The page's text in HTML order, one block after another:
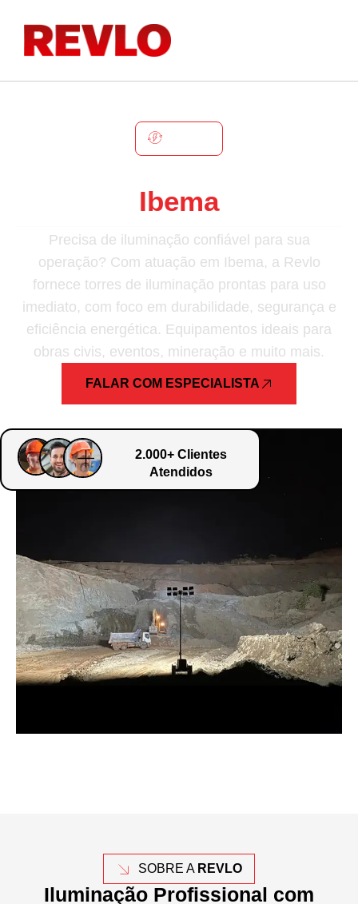
Ibema
Precisa de iluminação confiável para sua
operação? Com atuação em Ibema, a Revlo
fornece torres de iluminação prontas para uso
imediato, com foco em durabilidade, segurança e
eficiência energética. Equipamentos ideais para
obras civis, eventos, mineração e muito mais.
FALAR COM ESPECIALISTA
2.000+ Clientes
Atendidos
SOBRE A REVLO
Iluminação Profissional com